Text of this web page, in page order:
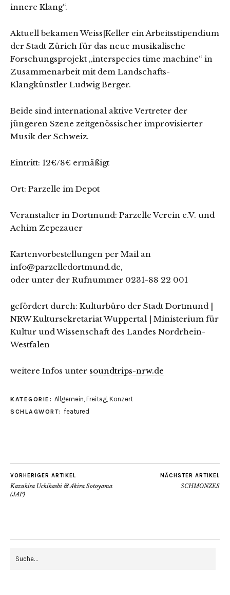
innere Klang“.
Aktuell bekamen Weiss|Keller ein Arbeitsstipendium
der Stadt Zürich für das neue musikalische
Forschungsprojekt „interspecies time machine“ in
Zusammenarbeit mit dem Landschafts-
Klangkünstler Ludwig Berger.
Beide sind international aktive Vertreter der
jüngeren Szene zeitgenössischer improvisierter
Musik der Schweiz.
Eintritt: 12€/8€ ermäßigt
Ort: Parzelle im Depot
Veranstalter in Dortmund: Parzelle Verein e.V. und
Achim Zepezauer
Kartenvorbestellungen per Mail an
info@parzelledortmund.de,
oder unter der Rufnummer 0231-88 22 001
gefördert durch: Kulturbüro der Stadt Dortmund |
NRW Kultursekretariat Wuppertal | Ministerium für
Kultur und Wissenschaft des Landes Nordrhein-
Westfalen
weitere Infos unter soundtrips-nrw.de
KATEGORIE: Allgemein, Freitag, Konzert
SCHLAGWORT: featured
VORHERIGER ARTIKEL
Kazuhisa Uchihashi & Akira Sotoyama
(JAP)
NÄCHSTER ARTIKEL
SCHMONZES